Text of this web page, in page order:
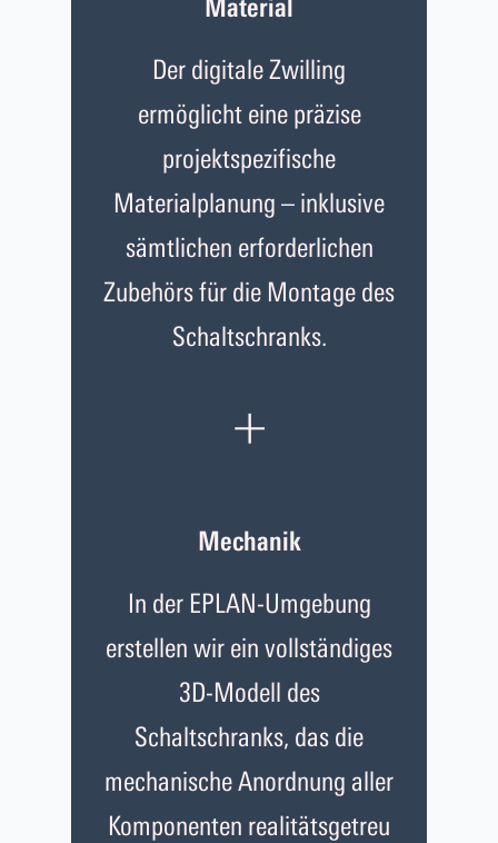
Material
Der digitale Zwilling
ermöglicht eine präzise
projektspezifische
Materialplanung – inklusive
sämtlichen erforderlichen
Zubehörs für die Montage des
Schaltschranks.
+
Mechanik
In der EPLAN-Umgebung
erstellen wir ein vollständiges
3D-Modell des
Schaltschranks, das die
mechanische Anordnung aller
Komponenten realitätsgetreu